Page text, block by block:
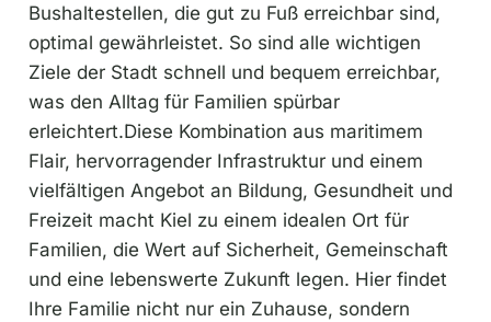
Bushaltestellen, die gut zu Fuß erreichbar sind,
optimal gewährleistet. So sind alle wichtigen
Ziele der Stadt schnell und bequem erreichbar,
was den Alltag für Familien spürbar
erleichtert.Diese Kombination aus maritimem
Flair, hervorragender Infrastruktur und einem
vielfältigen Angebot an Bildung, Gesundheit und
Freizeit macht Kiel zu einem idealen Ort für
Familien, die Wert auf Sicherheit, Gemeinschaft
und eine lebenswerte Zukunft legen. Hier findet
Ihre Familie nicht nur ein Zuhause, sondern